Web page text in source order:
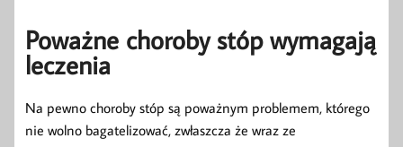
Poważne choroby stóp wymagają
leczenia
Na pewno choroby stóp są poważnym problemem, którego
nie wolno bagatelizować, zwłaszcza że wraz ze